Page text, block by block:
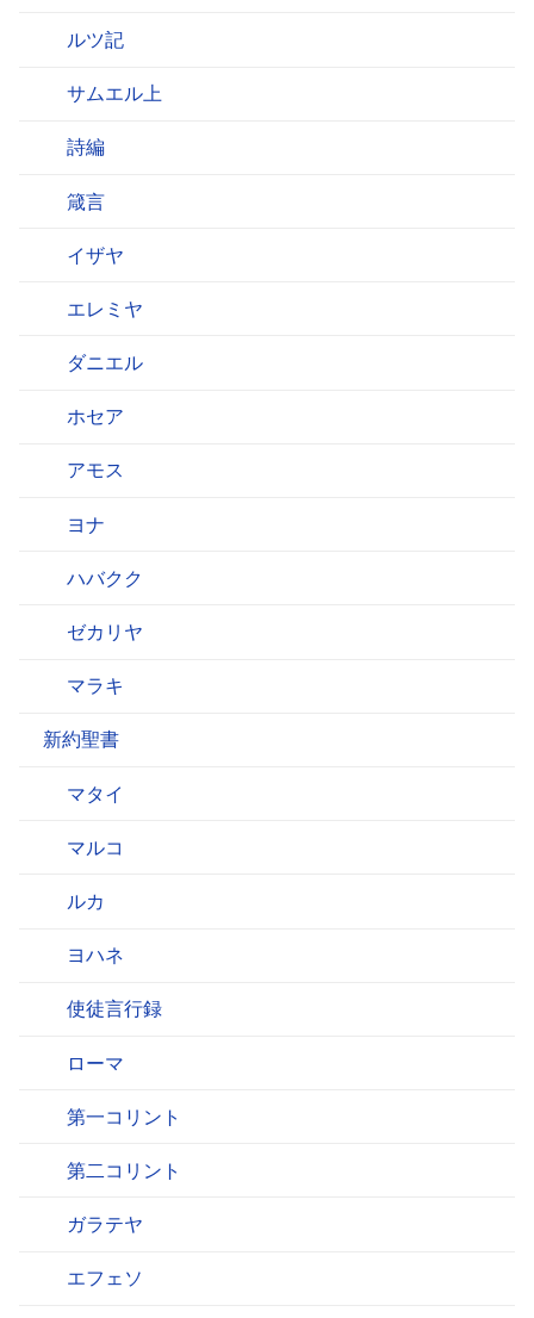
ルツ記
サムエル上
詩編
箴言
イザヤ
エレミヤ
ダニエル
ホセア
アモス
ヨナ
ハバクク
ゼカリヤ
マラキ
新約聖書
マタイ
マルコ
ルカ
ヨハネ
使徒言行録
ローマ
第一コリント
第二コリント
ガラテヤ
エフェソ